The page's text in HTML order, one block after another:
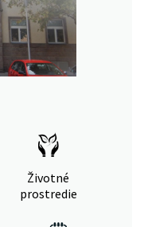
Životné
prostredie